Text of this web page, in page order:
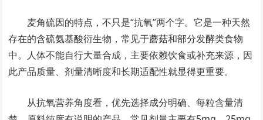
麦角硫因的特点，不只是“抗氧”两个字。它是一种天然
存在的含硫氨基酸衍生物，常见于蘑菇和部分发酵类食物
中。人体不能自行大量合成，主要依赖饮食或补充来源，因
此产品质量、剂量清晰度和长期适配性就显得更重要。
从抗氧营养角度看，优先选择成分明确、每粒含量清